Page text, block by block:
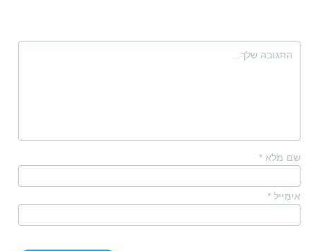
שם מלא *
אימייל *